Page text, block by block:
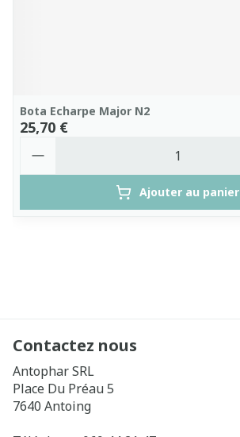
Bota Echarpe Major N2
25,70 €
Ajouter au panier
Contactez nous
Antophar SRL
Place Du Préau 5
7640 Antoing